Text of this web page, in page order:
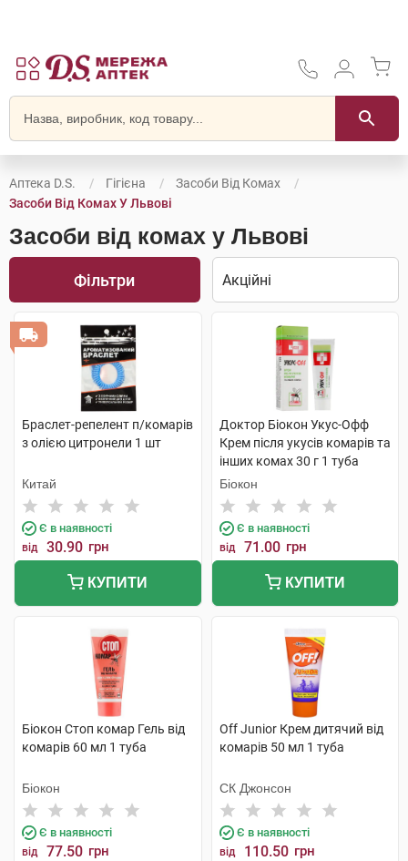
Аптека D.S. Гігієна
Засоби Від Комах
Засоби Від Комах У Львові
Засоби від комах у Львові
Фільтри
Браслет-репелент п/комарів
з олією цитронели 1 шт
Китай
Є в наявності
від 30.90 грн
КУПИТИ
Доктор Біокон Укус-Офф
Крем після укусів комарів та
інших комах 30 г 1 туба
Біокон
Є в наявності
від 71.00 грн
КУПИТИ
Біокон Стоп комар Гель від
комарів 60 мл 1 туба
Біокон
Є в наявності
від 77.50 грн
Off Junior Крем дитячий від
комарів 50 мл 1 туба
СК Джонсон
Є в наявності
від 110.50 грн